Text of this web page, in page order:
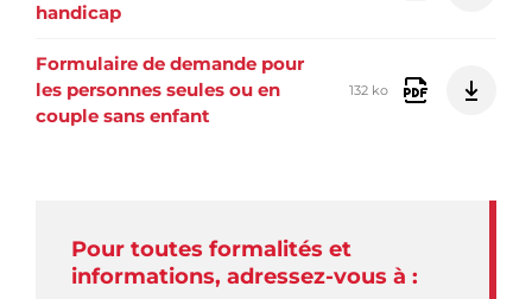
handicap
Formulaire de demande pour
les personnes seules ou en
couple sans enfant
132 ko
Pour toutes formalités et
informations, adressez-vous à :